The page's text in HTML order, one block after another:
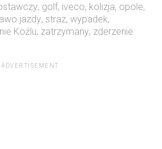
, golf, iveco, kolizja, opole,
jazdy, straz, wypadek,
Koźlu, zatrzymany, zderzenie
ADVERTISEMENT